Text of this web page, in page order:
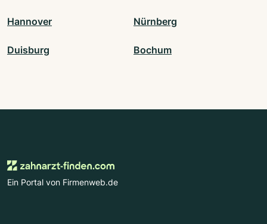
Hannover Nürnberg
Duisburg Bochum
Ein Portal von Firmenweb.de